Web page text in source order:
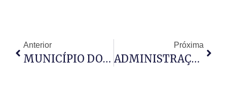
Anterior
MUNICÍPIO DO MUSSULO REFORÇA AGRICULTURA FAMILIAR
Próxima
ADMINISTRAÇÃO MUNICIPAL DO TALATONA